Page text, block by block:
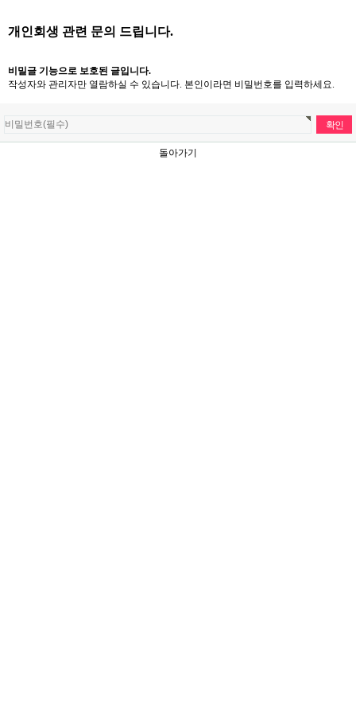
개인회생 관련 문의 드립니다.
비밀글 기능으로 보호된 글입니다.
작성자와 관리자만 열람하실 수 있습니다. 본인이라면 비밀번호를 입력하세요.
돌아가기